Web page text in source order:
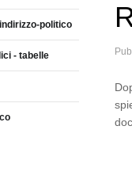
politico
- tabelle